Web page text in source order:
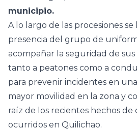
municipio.
A lo largo de las procesiones
presencia del grupo de
acompañar la seguridad de
tanto a peatones como a
para prevenir incidentes en
mayor movilidad en la zona y
raíz de los recientes hechos
ocurridos en Quilichao.